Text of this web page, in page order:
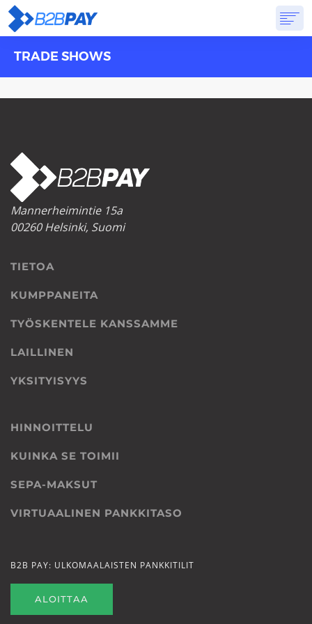
TIETOA RATKAISUTVIRTUAALIPANKKI
TRADE SHOWS
Mannerheimintie 15a
00260 Helsinki, Suomi
TIETOA
KUMPPANEITA
TYÖSKENTELE KANSSAMME
LAILLINEN
YKSITYISYYS
HINNOITTELU
KUINKA SE TOIMII
SEPA-MAKSUT
VIRTUAALINEN PANKKITASO
B2B PAY: ULKOMAALAISTEN PANKKITILIT
ALOITTAA